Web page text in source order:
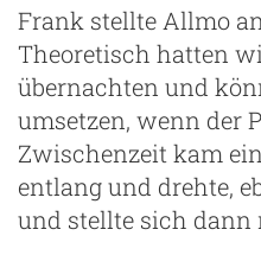
Frank stellte Allmo
Theoretisch hatten
übernachten und
umsetzen, wenn der
Zwischenzeit kam
entlang und drehte,
und stellte sich dann